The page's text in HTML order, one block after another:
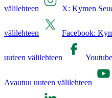
välilehteen X: Kymen
välilehteen Facebook:
uuteen välilehteen
Avautuu uuteen välilehteen